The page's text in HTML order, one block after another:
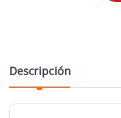
Descripción